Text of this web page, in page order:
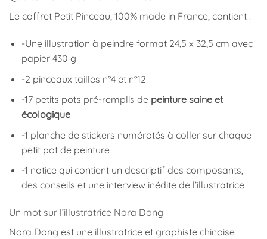
Le coffret Petit Pinceau, 100% made in France, contient :
-Une illustration à peindre format 24,5 x 32,5 cm avec
papier 430 g
-2 pinceaux tailles n°4 et n°12
-17 petits pots pré-remplis de peinture saine et
écologique
-1 planche de stickers numérotés à coller sur chaque
petit pot de peinture
-1 notice qui contient un descriptif des composants,
des conseils et une interview inédite de l’illustratrice
Un mot sur l’illustratrice Nora Dong
Nora Dong est une illustratrice et graphiste chinoise